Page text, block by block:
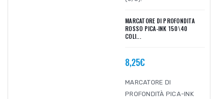
MARCATORE DI PROFONDITA
ROSSO PICA-INK 150\40
COLI...
8,25€
MARCATORE DI
PROFONDITÀ PICA-INK